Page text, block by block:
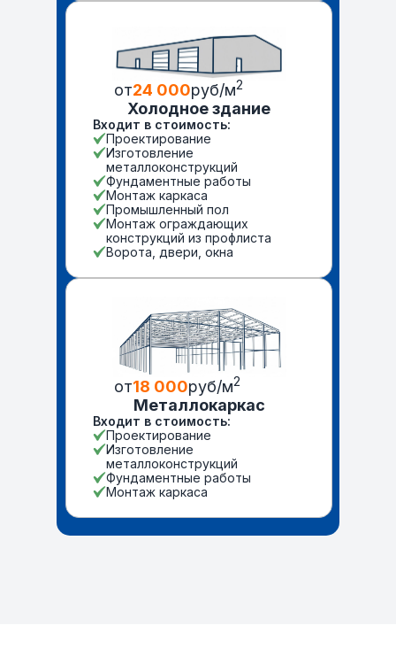
от24 000руб/м2
Холодное здание
Входит в стоимость:
Проектирование
Изготовление
металлоконструкций
Фундаментные работы
Монтаж каркаса
Промышленный пол
Монтаж ограждающих
конструкций из профлиста
Ворота, двери, окна
от18 000руб/м2
Металлокаркас
Входит в стоимость:
Проектирование
Изготовление
металлоконструкций
Фундаментные работы
Монтаж каркаса